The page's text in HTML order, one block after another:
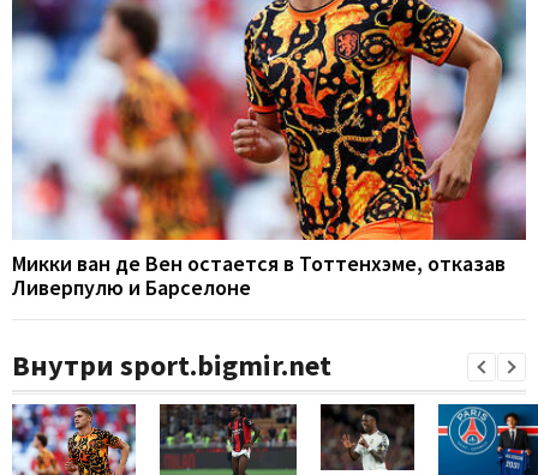
Микки ван де Вен остается в Тоттенхэме, отказав
Ливерпулю и Барселоне
Внутри sport.bigmir.net